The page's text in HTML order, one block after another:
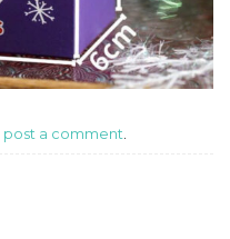
post a comment